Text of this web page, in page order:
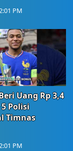
PM
Uang Rp 3,4
Polisi
Timnas
PM